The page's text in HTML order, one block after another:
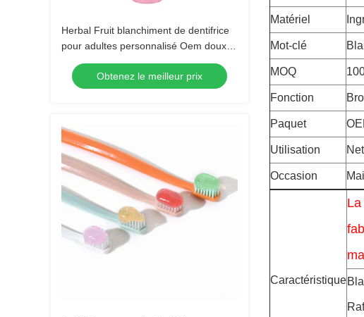
Herbal Fruit blanchiment de dentifrice
pour adultes personnalisé Oem doux
blanchiment des dents formule
Obtenez le meilleur prix
Matériel
Mot-clé
MOQ
Fonction
Paquet
Utilisation
Occasion
Caractéristique